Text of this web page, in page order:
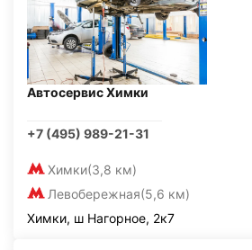
Автосервис Химки
+7 (495) 989-21-31
Химки(3,8 км)
Левобережная(5,6 км)
Химки, ш Нагорное, 2к7